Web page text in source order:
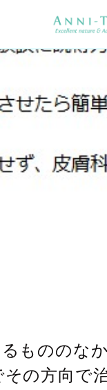
もののな
の方向で